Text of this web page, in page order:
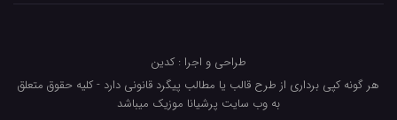
مهرزاد اسفندیاری
طراحی و اجرا : کدین
هر گونه کپی برداری از طرح قالب یا مطالب پیگرد قانونی دارد - کلیه حقوق متعلق
به وب سایت پرشیانا موزیک میباشد